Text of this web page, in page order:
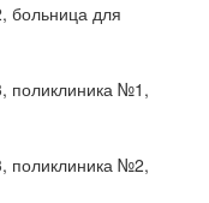
больница для
поликлиника №1,
поликлиника №2,